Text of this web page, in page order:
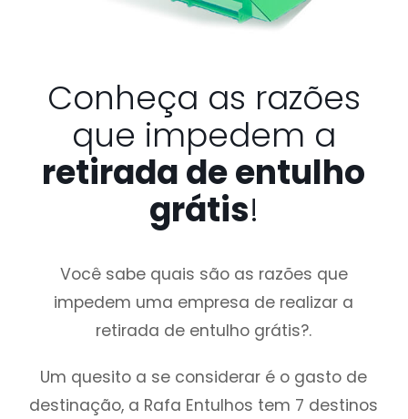
Conheça as razões
que impedem a
retirada de entulho
grátis!
Você sabe quais são as razões que
impedem uma empresa de realizar a
retirada de entulho grátis?.
Um quesito a se considerar é o gasto de
destinação, a Rafa Entulhos tem 7 destinos